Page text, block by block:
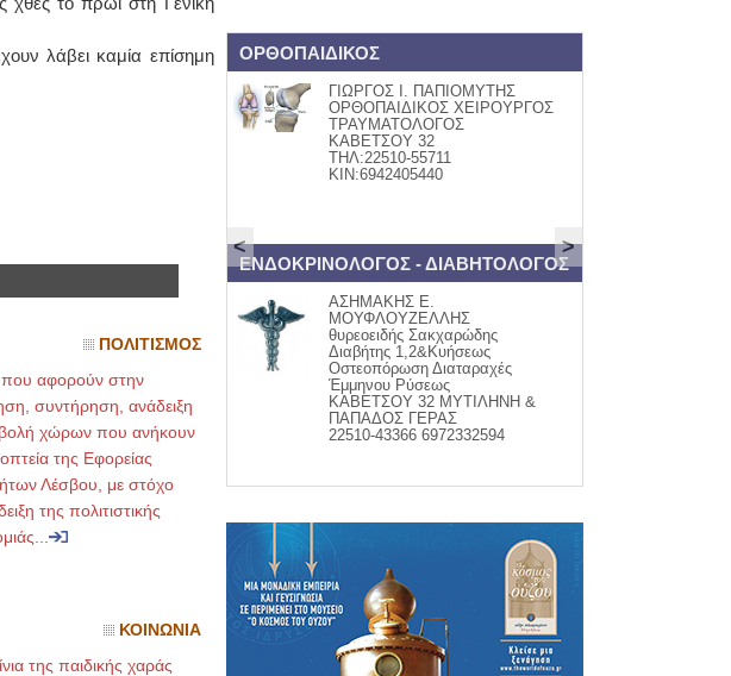
λάβει καμία επίσημη
ΠΟΛΙΤΙΣΜΟΣ
αφορούν στην
συντήρηση, ανάδειξη
χώρων που ανήκουν
της Εφορείας
Λέσβου, με στόχο
της πολιτιστικής
ΚΟΙΝΩΝΙΑ
της παιδικής χαράς
>
<
Μπούμπα
Ευρ.Ακαδημίας
& 6938502258
elenboumpa@gmail.com
ΟΡΘΟΠΑΙΔΙΚΟΣ
ΓΙΩΡΓΟΣ Ι. ΠΑΠΙΟΜΥΤΗΣ
ΟΡΘΟΠΑΙΔΙΚΟΣ ΧΕΙΡΟΥΡΓΟΣ
ΤΡΑΥΜΑΤΟΛΟΓΟΣ
ΚΑΒΕΤΣΟΥ 32
ΤΗΛ:22510-55711
ΚΙΝ:6942405440
ΕΝΔΟΚΡΙΝΟΛΟΓΟΣ - ΔΙΑΒΗΤΟΛΟΓΟΣ
ΑΣΗΜΑΚΗΣ Ε.
ΜΟΥΦΛΟΥΖΕΛΛΗΣ
θυρεοειδής Σακχαρώδης
Διαβήτης 1,2&Κυήσεως
Οστεοπόρωση Διαταραχές
Έμμηνου Ρύσεως
ΚΑΒΕΤΣΟΥ 32 ΜΥΤΙΛΗΝΗ &
ΠΑΠΑΔΟΣ ΓΕΡΑΣ
22510-43366 6972332594